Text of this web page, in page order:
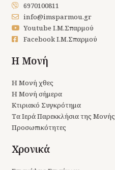
6970100811
info@imsparmou.gr
Youtube Ι.Μ.Σπαρμού
Facebook Ι.Μ.Σπαρμού
Η Μονή
Η Μονή χθες
Η Μονή σήμερα
Κτιριακό Συγκρότημα
Τα Ιερά Παρεκκλήσια της Μονής
Προσωπικότητες
Χρονικά